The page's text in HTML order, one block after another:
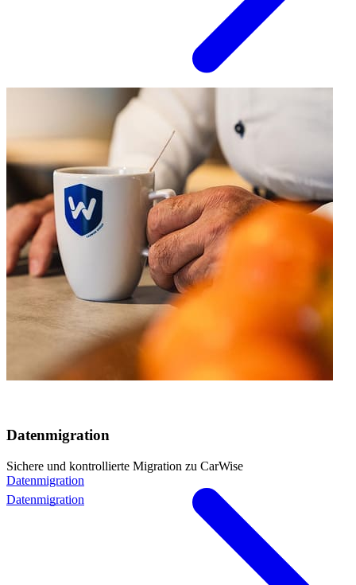
Datenmigration
Sichere und kontrollierte Migration zu CarWise
Datenmigration